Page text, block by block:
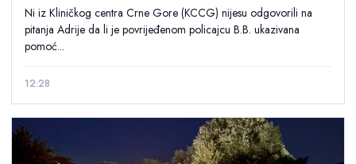
Ni iz Kliničkog centra Crne Gore (KCCG) nijesu odgovorili na
pitanja Adrije da li je povrijeđenom policajcu B.B. ukazivana
pomoć...
12:28